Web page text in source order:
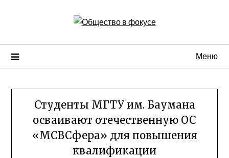
Меню
Студенты МГТУ им. Баумана
осваивают отечественную ОС
«МСВСфера» для повышения
квалификации